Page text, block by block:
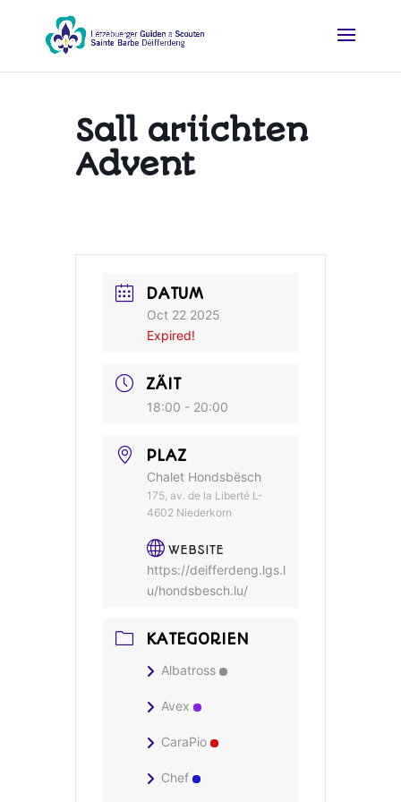
Sall ariichten
Advent
DATUM
Oct 22 2025
Expired!
ZÄIT
18:00 - 20:00
PLAZ
Chalet Hondsbësch
175, av. de la Liberté L-
4602 Niederkorn
WEBSITE
https://deifferdeng.lgs.l
u/hondsbesch.lu/
KATEGORIEN
Albatross
Avex
CaraPio
Chef